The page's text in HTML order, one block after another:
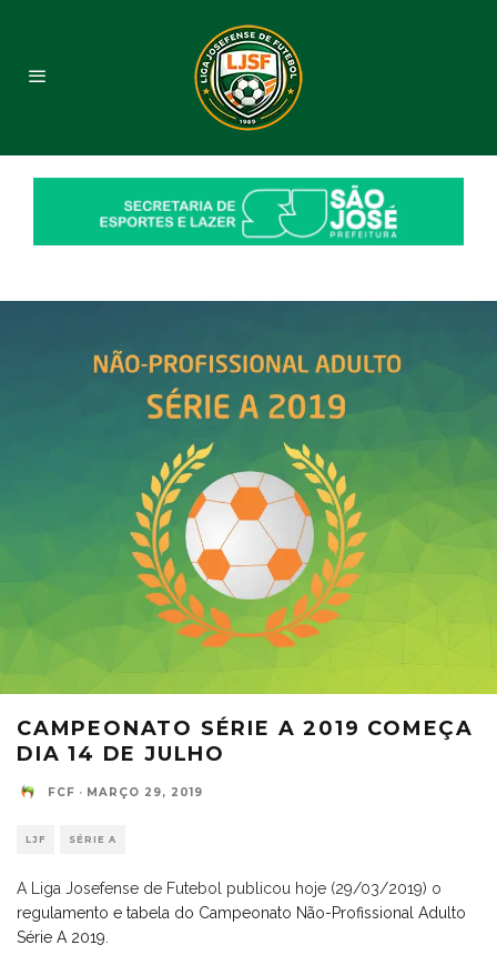
CAMPEONATO SÉRIE A 2019 COMEÇA
DIA 14 DE JULHO
FCF · MARÇO 29, 2019
LJF SÉRIE A
A Liga Josefense de Futebol publicou hoje (29/03/2019) o
regulamento e tabela do Campeonato Não-Profissional Adulto
Série A 2019.